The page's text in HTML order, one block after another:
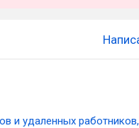
и удаленных работников,